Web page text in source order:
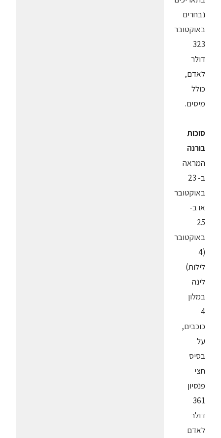
נבחרים
באוקטובר
323
דולר
לאדם,
כולל
מיסים.
סוכות
בורנה
המראה
ב- 23
באוקטובר
או ב-
25
באוקטובר
(4
לילות)
לינה
במלון
4
כוכבים,
על
בסיס
חצי
פנסיון
361
דולר
לאדם